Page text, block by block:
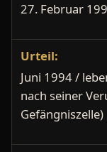
27. Februar
Urteil:
Juni 1994 /
nach seiner
Gefängniszelle)